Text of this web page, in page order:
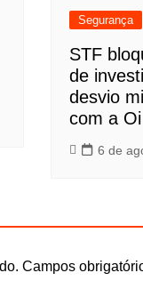
Segurança
STF
de
desvio
com a Oi
6 de
Campos